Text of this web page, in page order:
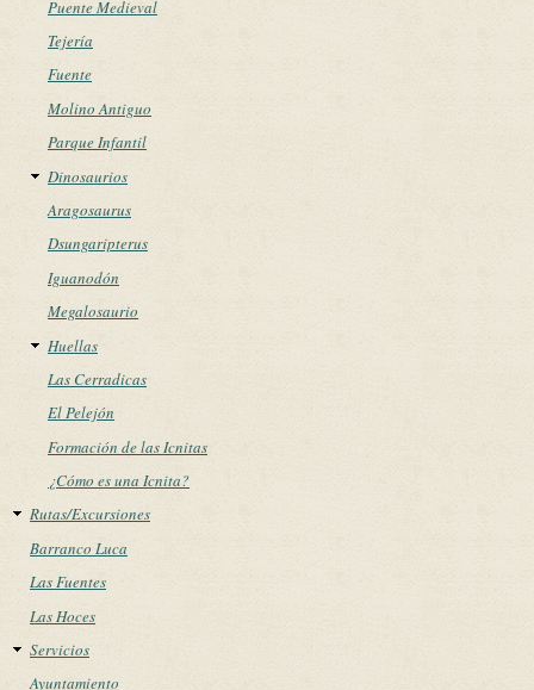
Puente Medieval
Tejería
Fuente
Molino Antiguo
Parque Infantil
Dinosaurios
Aragosaurus
Dsungaripterus
Iguanodón
Megalosaurio
Huellas
Las Cerradicas
El Pelejón
Formación de las Icnitas
¿Cómo es una Icnita?
Rutas/Excursiones
Barranco Luca
Las Fuentes
Las Hoces
Servicios
Ayuntamiento